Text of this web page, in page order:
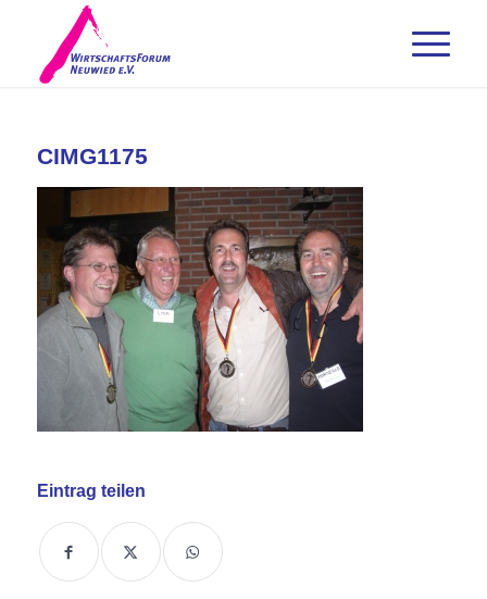
CIMG1175
Eintrag teilen